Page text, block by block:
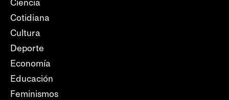
Ciencia
Cotidiana
Cultura
Deporte
Economía
Educación
Feminismos